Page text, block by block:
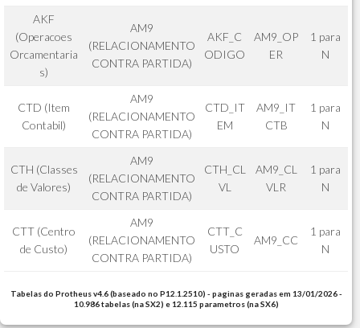
AKF
(Operacoes
Orcamentaria
s)
AM9
(RELACIONAMENTO
CONTRA PARTIDA)
AKF_C
ODIGO
AM9_OP
ER
1 para
N
CTD (Item
Contabil)
AM9
(RELACIONAMENTO
CONTRA PARTIDA)
CTD_IT
EM
AM9_IT
CTB
1 para
N
CTH (Classes
de Valores)
AM9
(RELACIONAMENTO
CONTRA PARTIDA)
CTH_CL
VL
AM9_CL
VLR
1 para
N
CTT (Centro
de Custo)
AM9
(RELACIONAMENTO
CONTRA PARTIDA)
CTT_C
USTO
AM9_CC
1 para
N
Tabelas do Protheus v4.6 (baseado no P12.1.2510) - paginas geradas em 13/01/2026 -
10.986 tabelas (na SX2) e 12.115 parametros (na SX6)